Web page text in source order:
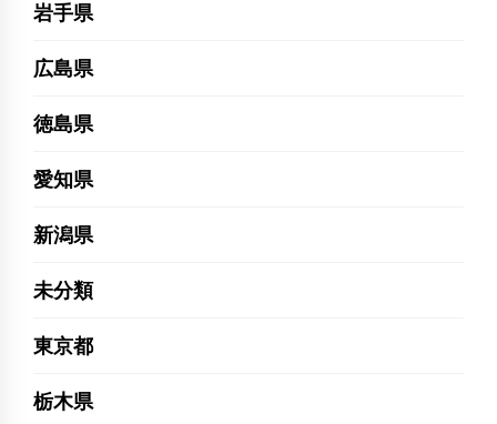
岩手県
広島県
徳島県
愛知県
新潟県
未分類
東京都
栃木県